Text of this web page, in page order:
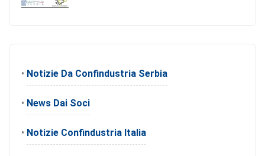
• Notizie Da Confindustria Serbia
• News Dai Soci
• Notizie Confindustria Italia